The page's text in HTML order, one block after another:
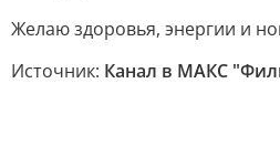
Желаю здоровья, энергии и
Источник: Канал в МАКС